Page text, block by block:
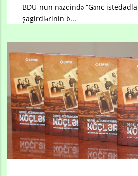
BDU-nun nəzdində “Gənc
şagirdlərinin b...